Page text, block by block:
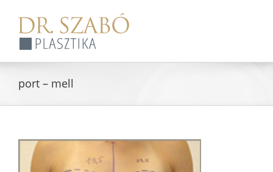
content
port – mell